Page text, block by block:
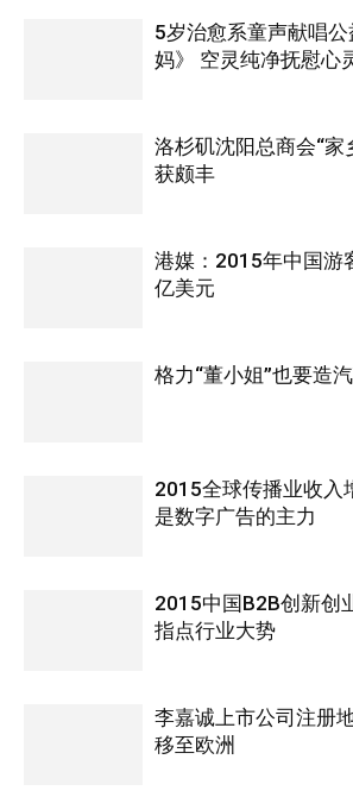
5岁治愈系童声献唱
妈》 空灵纯净抚慰心
洛杉矶沈阳总商会“家
获颇丰
港媒：2015年中国游
亿美元
格力“董小姐”也要造
2015全球传播业收入
是数字广告的主力
2015中国B2B创新创
指点行业大势
李嘉诚上市公司注册
移至欧洲